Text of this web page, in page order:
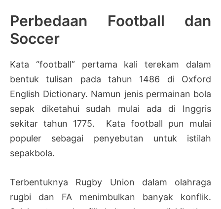
Perbedaan Football dan
Soccer
Kata “football” pertama kali terekam dalam
bentuk tulisan pada tahun 1486 di Oxford
English Dictionary. Namun jenis permainan bola
sepak diketahui sudah mulai ada di Inggris
sekitar tahun 1775. Kata football pun mulai
populer sebagai penyebutan untuk istilah
sepakbola.
Terbentuknya Rugby Union dalam olahraga
rugbi dan FA menimbulkan banyak konflik.